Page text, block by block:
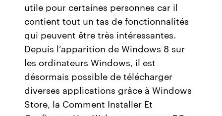
utile pour certaines personnes car il
contient tout un tas de fonctionnalités
qui peuvent être très intéressantes.
Depuis l’apparition de Windows 8 sur
les ordinateurs Windows, il est
désormais possible de télécharger
diverses applications grâce à Windows
Store, la Comment Installer Et